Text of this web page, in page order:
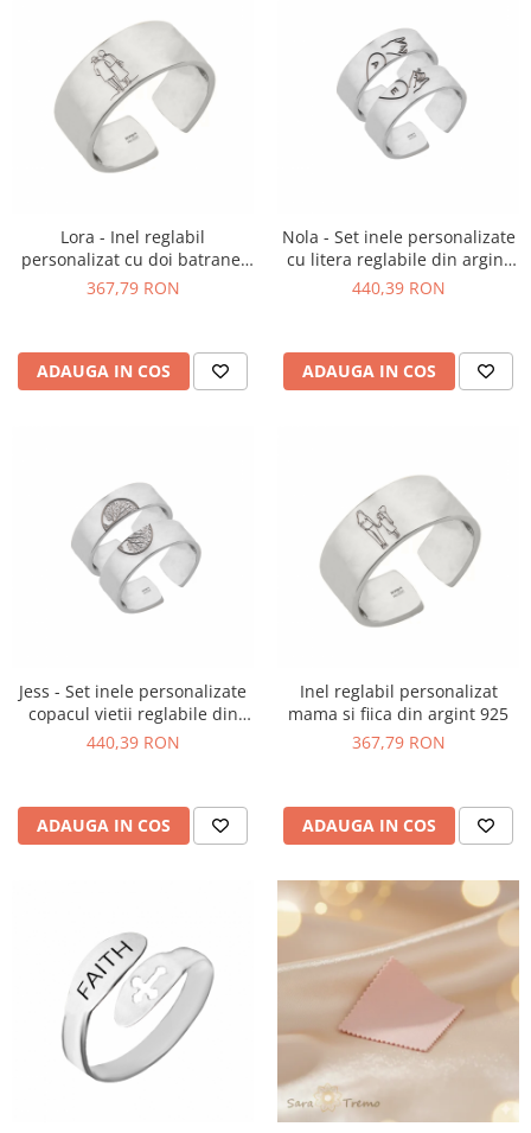
Lora - Inel reglabil
personalizat cu doi batranei
din argint 925
367,79 RON
ADAUGA IN COS
Nola - Set inele personalizate
cu litera reglabile din argint
925
440,39 RON
ADAUGA IN COS
Jess - Set inele personalizate
copacul vietii reglabile din
argint 925
440,39 RON
ADAUGA IN COS
Inel reglabil personalizat
mama si fiica din argint 925
367,79 RON
ADAUGA IN COS